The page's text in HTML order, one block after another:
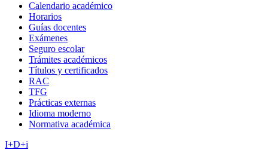
Calendario académico
Horarios
Guías docentes
Exámenes
Seguro escolar
Trámites académicos
Títulos y certificados
RAC
TFG
Prácticas externas
Idioma moderno
Normativa académica
I+D+i